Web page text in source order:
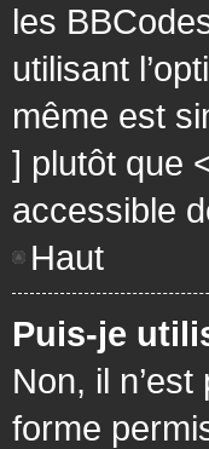
les
utilisant
même est
] plutôt que
accessible
Haut
Puis-je
Non, il
forme